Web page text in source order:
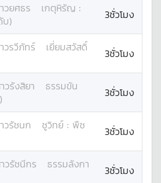
วยศธร เกตุหิรัญ :
บ)
3ชั่วโมง
วรวีภัทร์
เยี่ยมสวัสดิ์
3ชั่วโมง
วรังสิยา
ธรรมขัน
3ชั่วโมง
วรัชนก ชูวิทย์ : พืช
3ชั่วโมง
วรัชนีกร
ธรรมลังกา
3ชั่วโมง